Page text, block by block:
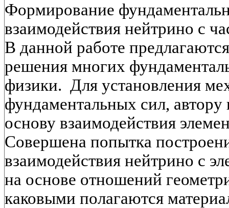
Формирование
взаимодействия нейтрино с
В данной работе
решения многих
физики. Для установления
фундаментальных сил,
основу взаимодействия
Совершена попытка
взаимодействия нейтрино с
на основе отношений
каковыми полагаются